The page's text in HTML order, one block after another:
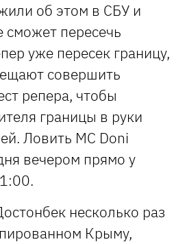
об этом в СБУ и
сможет пересечь
уже пересек границу,
совершить
репера, чтобы
границы в руки
Ловить MC Doni
вечером прямо у
несколько раз
Крыму,